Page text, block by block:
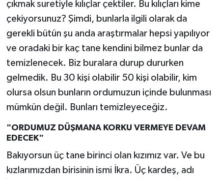
çıkmak suretiyle kılıçlar çektiler. Bu kılıçları kime
çekiyorsunuz? Şimdi, bunlarla ilgili olarak da
gerekli bütün şu anda araştırmalar hepsi yapılıyor
ve oradaki bir kaç tane kendini bilmez bunlar da
temizlenecek. Biz buralara durup dururken
gelmedik. Bu 30 kişi olabilir 50 kişi olabilir, kim
olursa olsun bunların ordumuzun içinde bulunması
mümkün değil. Bunları temizleyeceğiz.
"ORDUMUZ DÜŞMANA KORKU VERMEYE DEVAM
EDECEK"
Bakıyorsun üç tane birinci olan kızımız var. Ve bu
kızlarımızdan birisinin ismi İkra. Üç kardeş, adı